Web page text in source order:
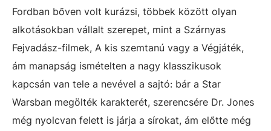
Fordban bőven volt kurázsi, többek között olyan
alkotásokban vállalt szerepet, mint a Szárnyas
Fejvadász-filmek, A kis szemtanú vagy a Végjáték,
ám manapság ismételten a nagy klasszikusok
kapcsán van tele a nevével a sajtó: bár a Star
Warsban megölték karakterét, szerencsére Dr. Jones
még nyolcvan felett is járja a sírokat, ám előtte még